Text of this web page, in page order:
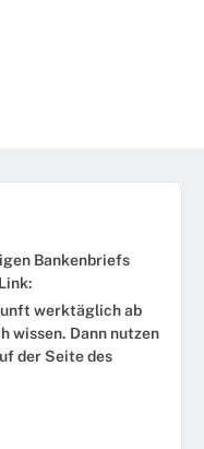
Bankenbriefs
werktäglich ab
wissen. Dann nutzen
der Seite des